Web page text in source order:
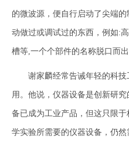
的微波源，便自行启动了尖端
动做过或调试过的东西，例如:
槽等,一个个部件的名称脱口而出
谢家麟经常告诫年轻的科技
用。他说，仪器设备是创新研
备已成为工业产品，但这只限
学实验所需要的仪器设备，仍